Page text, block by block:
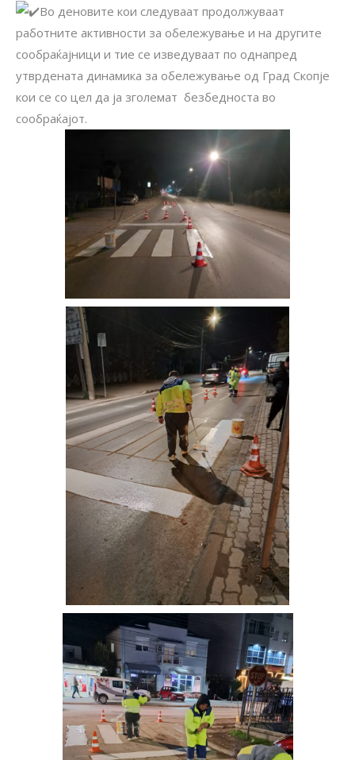
Во деновите кои следуваат продолжуваат
работните активности за обележување и на другите
сообраќајници и тие се изведуваат по однапред
утврдената динамика за обележување од Град Скопје
кои се со цел да ја зголемат безбедноста во
сообраќајот.